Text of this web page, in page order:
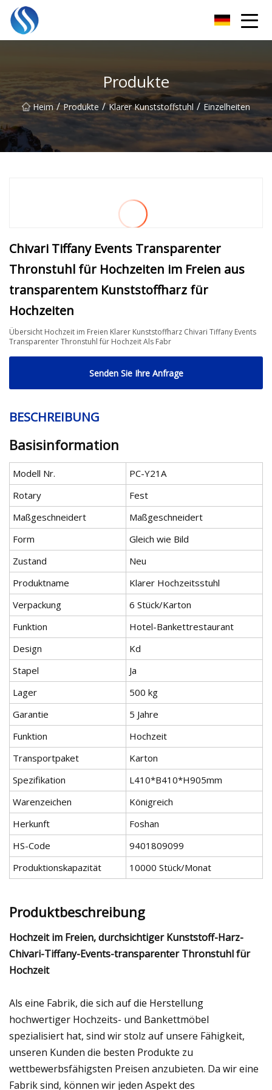
Produkte
Heim / Produkte / Klarer Kunststoffstuhl / Einzelheiten
Chivari Tiffany Events Transparenter
Thronstuhl für Hochzeiten im Freien aus
transparentem Kunststoffharz für
Hochzeiten
Übersicht Hochzeit im Freien Klarer Kunststoffharz Chivari Tiffany Events
Transparenter Thronstuhl für Hochzeit Als Fabr
Senden Sie Ihre Anfrage
BESCHREIBUNG
Basisinformation
Modell Nr.
PC-Y21A
Rotary
Fest
Maßgeschneidert
Maßgeschneidert
Form
Gleich wie Bild
Zustand
Neu
Produktname
Klarer Hochzeitsstuhl
Verpackung
6 Stück/Karton
Funktion
Hotel-Bankettrestaurant
Design
Kd
Stapel
Ja
Lager
500 kg
Garantie
5 Jahre
Funktion
Hochzeit
Transportpaket
Karton
Spezifikation
L410*B410*H905mm
Warenzeichen
Königreich
Herkunft
Foshan
HS-Code
9401809099
Produktionskapazität
10000 Stück/Monat
Produktbeschreibung
Hochzeit im Freien, durchsichtiger Kunststoff-Harz-
Chivari-Tiffany-Events-transparenter Thronstuhl für
Hochzeit
Als eine Fabrik, die sich auf die Herstellung
hochwertiger Hochzeits- und Bankettmöbel
spezialisiert hat, sind wir stolz auf unsere Fähigkeit,
unseren Kunden die besten Produkte zu
wettbewerbsfähigsten Preisen anzubieten. Da wir eine
Fabrik sind, können wir jeden Aspekt des